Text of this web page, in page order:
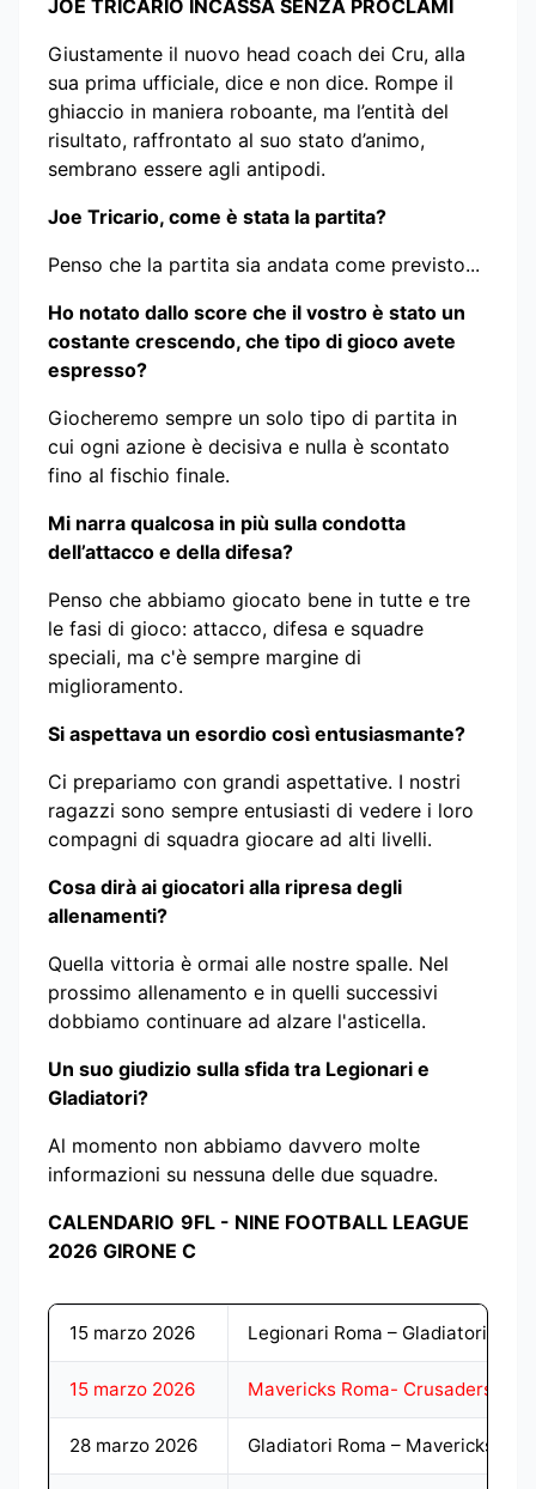
JOE TRICARIO INCASSA SENZA PROCLAMI
Giustamente il nuovo head coach dei Cru, alla
sua prima ufficiale, dice e non dice. Rompe il
ghiaccio in maniera roboante, ma l’entità del
risultato, raffrontato al suo stato d’animo,
sembrano essere agli antipodi.
Joe Tricario, come è stata la partita?
Penso che la partita sia andata come previsto...
Ho notato dallo score che il vostro è stato un
costante crescendo, che tipo di gioco avete
espresso?
Giocheremo sempre un solo tipo di partita in
cui ogni azione è decisiva e nulla è scontato
fino al fischio finale.
Mi narra qualcosa in più sulla condotta
dell’attacco e della difesa?
Penso che abbiamo giocato bene in tutte e tre
le fasi di gioco: attacco, difesa e squadre
speciali, ma c'è sempre margine di
miglioramento.
Si aspettava un esordio così entusiasmante?
Ci prepariamo con grandi aspettative. I nostri
ragazzi sono sempre entusiasti di vedere i loro
compagni di squadra giocare ad alti livelli.
Cosa dirà ai giocatori alla ripresa degli
allenamenti?
Quella vittoria è ormai alle nostre spalle. Nel
prossimo allenamento e in quelli successivi
dobbiamo continuare ad alzare l'asticella.
Un suo giudizio sulla sfida tra Legionari e
Gladiatori?
Al momento non abbiamo davvero molte
informazioni su nessuna delle due squadre.
CALENDARIO 9FL - NINE FOOTBALL LEAGUE
2026 GIRONE C
15 marzo 2026 Legionari Roma – Gladiatori
15 marzo 2026 Mavericks Roma- Crusaders
28 marzo 2026 Gladiatori Roma – Mavericks